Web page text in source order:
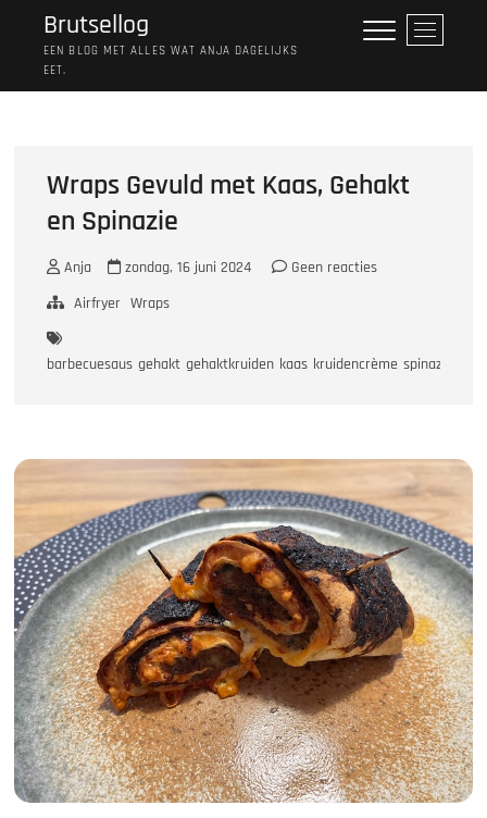
Brutsellog
EEN BLOG MET ALLES WAT ANJA DAGELIJKS
EET.
M
e
Wraps Gevuld met Kaas, Gehakt
en Spinazie
Anja zondag, 16 juni 2024
Geen reacties
Airfryer Wraps
barbecuesaus gehakt gehaktkruiden kaas kruidencrème spinazie